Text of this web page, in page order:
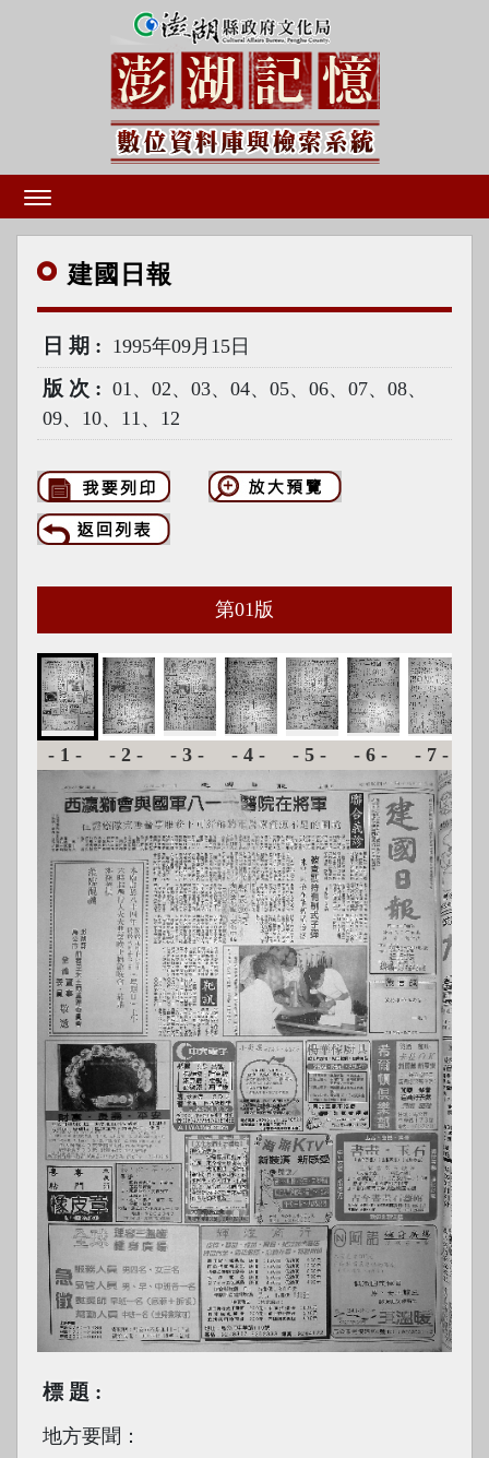
建國 日報
日期 1995年09月15日
版次
01、02、03、04、05、06、07、08、
09、10、11、12
第01 版
-1- -2- -3- -4- -5- -6- -7-
標題
地方要聞：